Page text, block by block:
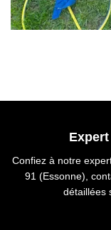
Confiez à notre
91 (Essonne),
détaillées